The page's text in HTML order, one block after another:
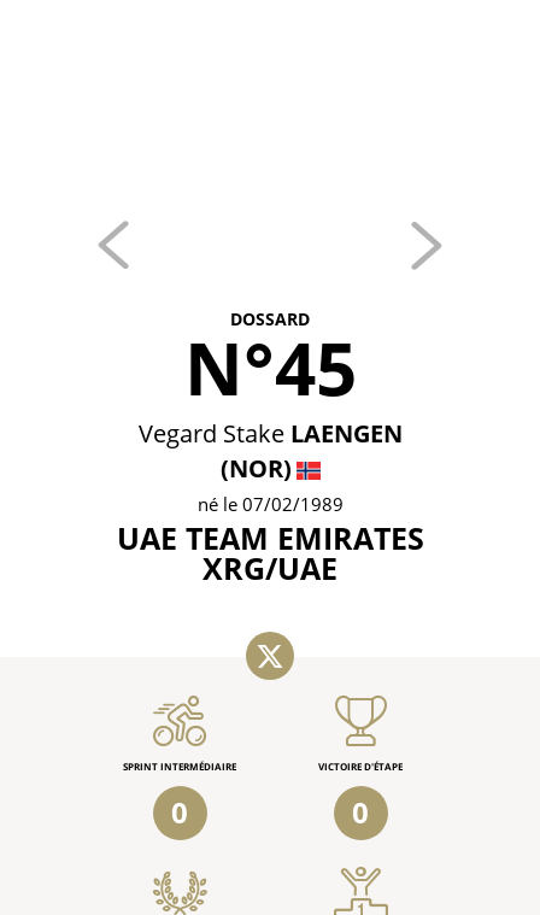
DOSSARD
N°45
Vegard Stake LAENGEN
(NOR)
né le 07/02/1989
UAE TEAM EMIRATES
XRG/UAE
SPRINT INTERMÉDIAIRE
0
VICTOIRE D'ÉTAPE
0